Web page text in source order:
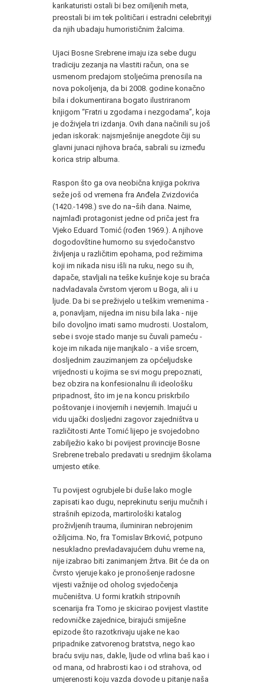
karikaturisti ostali bi bez omiljenih meta,
preostali bi im tek političari i estradni celebrityji
da njih ubadaju humorističnim žalcima.
Ujaci Bosne Srebrene imaju iza sebe dugu
tradiciju zezanja na vlastiti račun, ona se
usmenom predajom stoljećima prenosila na
nova pokoljenja, da bi 2008. godine konačno
bila i dokumentirana bogato ilustriranom
knjigom “Fratri u zgodama i nezgodama”, koja
je doživjela tri izdanja. Ovih dana načinili su još
jedan iskorak: najsmješnije anegdote čiji su
glavni junaci njihova braća, sabrali su između
korica strip albuma.
Raspon što ga ova neobična knjiga pokriva
seže još od vremena fra Anđela Zvizdovića
(1420.-1498.) sve do na¬ših dana. Naime,
najmlađi protagonist jedne od priča jest fra
Vjeko Eduard Tomić (rođen 1969.). A njihove
dogodovštine humorno su svjedočanstvo
življenja u različitim epohama, pod režimima
koji im nikada nisu išli na ruku, nego su ih,
dapače, stavljali na teške kušnje koje su braća
nadvladavala čvrstom vjerom u Boga, ali i u
ljude. Da bi se preživjelo u teškim vremenima -
a, ponavljam, nijedna im nisu bila laka - nije
bilo dovoljno imati samo mudrosti. Uostalom,
sebe i svoje stado manje su čuvali pameću -
koje im nikada nije manjkalo - a više srcem,
dosljednim zauzimanjem za općeljudske
vrijednosti u kojima se svi mogu prepoznati,
bez obzira na konfesionalnu ili ideološku
pripadnost, što im je na koncu priskrbilo
poštovanje i inovjernih i nevjernih. Imajući u
vidu ujački dosljedni zagovor zajedništva u
različitosti Ante Tomić lijepo je svojedobno
zabilježio kako bi povijest provincije Bosne
Srebrene trebalo predavati u srednjim školama
umjesto etike.
Tu povijest ogrubjele bi duše lako mogle
zapisati kao dugu, neprekinutu seriju mučnih i
strašnih epizoda, martirološki katalog
proživljenih trauma, iluminiran nebrojenim
ožiljcima. No, fra Tomislav Brković, potpuno
nesukladno prevladavajućem duhu vreme na,
nije izabrao biti zanimanjem žrtva. Bit će da on
čvrsto vjeruje kako je pronošenje radosne
vijesti važnije od oholog svjedočenja
mučeništva. U formi kratkih stripovnih
scenarija fra Tomo je skicirao povijest vlastite
redovničke zajednice, birajući smiješne
epizode što razotkrivaju ujake ne kao
pripadnike zatvorenog bratstva, nego kao
braću sviju nas, dakle, ljude od vrlina baš kao i
od mana, od hrabrosti kao i od strahova, od
umjerenosti koju vazda dovode u pitanje naša